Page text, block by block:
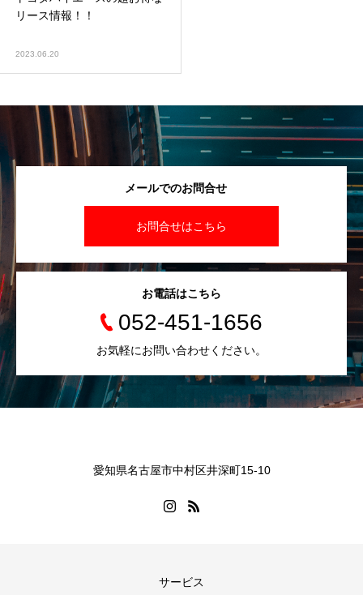
リース情報！！
2023.06.20
メールでのお問合せ
お問合せはこちら
お電話はこちら
052-451-1656
お気軽にお問い合わせください。
愛知県名古屋市中村区井深町15-10
サービス